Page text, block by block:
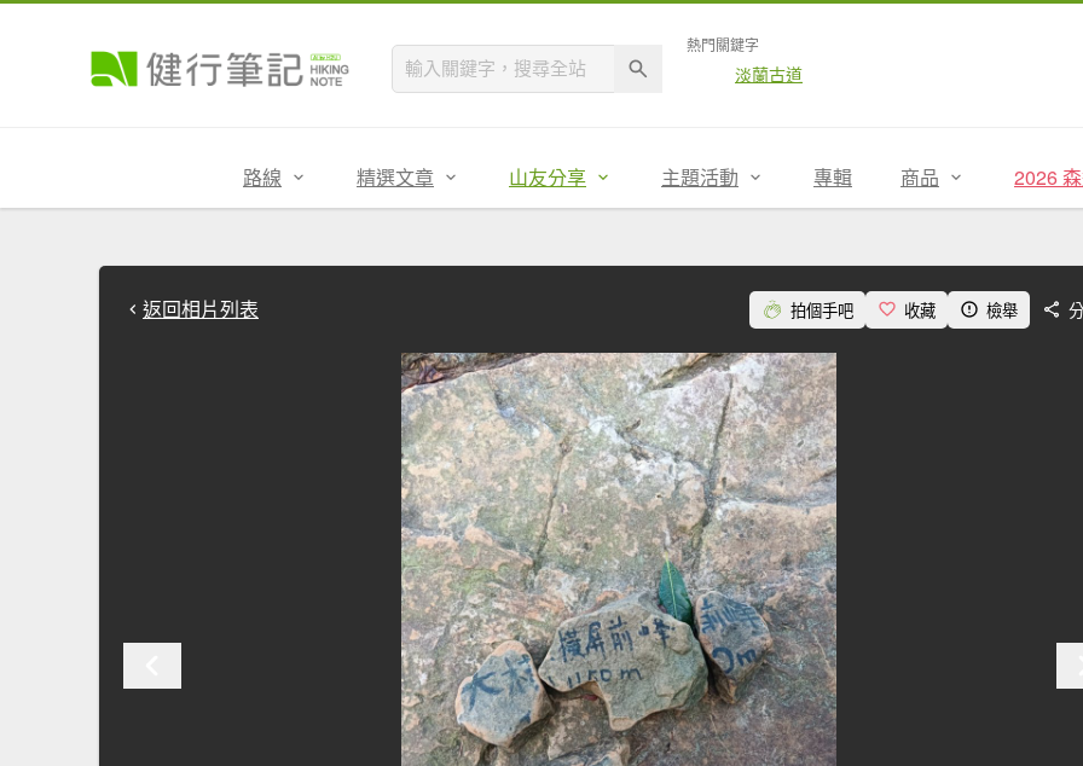
熱門關鍵字
淡蘭古道
路線 精選文章 山友分享 主題活動 專輯 商品 2026
返回相片列表 拍個手吧 收藏 檢舉